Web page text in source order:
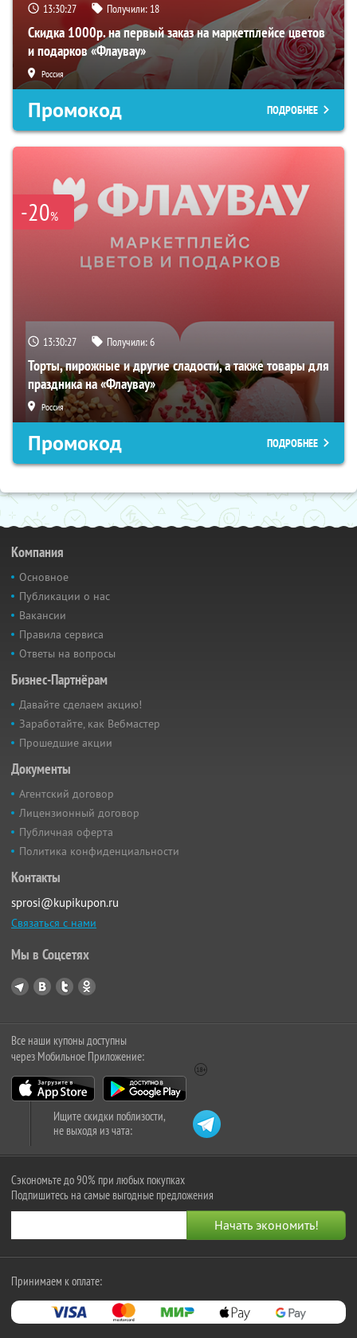
13:30:26 Получили: 18
Скидка 1000р. на первый заказ на маркетплейсе цветов
и подарков «Флаувау»
Россия
Промокод ПОДРОБНЕЕ
-20%
13:30:26 Получили:6
Торты, пирожные и другие сладости, а также товары для
праздника на «Флаувау»
Россия
Промокод ПОДРОБНЕЕ
Компания
Основное
Публикации о нас
Вакансии
Правила сервиса
Ответы на вопросы
Бизнес-Партнёрам
Давайте сделаем акцию!
Заработайте, как Вебмастер
Прошедшие акции
Документы
Агентский договор
Лицензионный договор
Публичная оферта
Политика конфиденциальности
Контакты
sprosi@kupikupon.ru
Связаться с нами
Мы в Соцсетях
Все наши купоны доступны
через Мобильное Приложение:
Ищите скидки поблизости,
не выходя из чата:
Сэкономьте до 90% при любых покупках
Подпишитесь на самые выгодные предложения
Принимаем к оплате: